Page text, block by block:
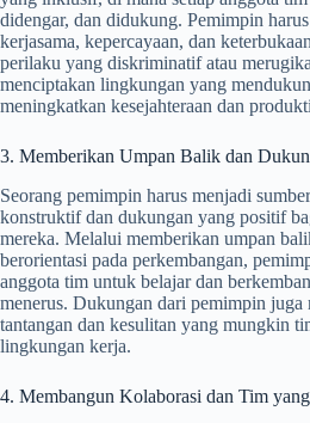
didengar, dan didukung. Pemimpin
kerjasama, kepercayaan, dan
perilaku yang diskriminatif atau
menciptakan lingkungan yang
meningkatkan kesejahteraan dan
3. Memberikan Umpan Balik dan
Seorang pemimpin harus menjadi
konstruktif dan dukungan yang positif
mereka. Melalui memberikan umpan
berorientasi pada perkembangan,
anggota tim untuk belajar dan
menerus. Dukungan dari pemimpin juga
tantangan dan kesulitan yang mungkin
lingkungan kerja.
4. Membangun Kolaborasi dan Tim